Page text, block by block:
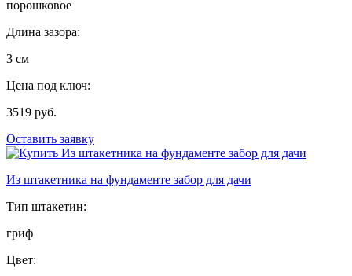
порошковое
Длина зазора:
3 см
Цена под ключ:
3519 руб.
Оставить заявку
Из штакетника на фундаменте забор для дачи
Тип штакетин:
гриф
Цвет: